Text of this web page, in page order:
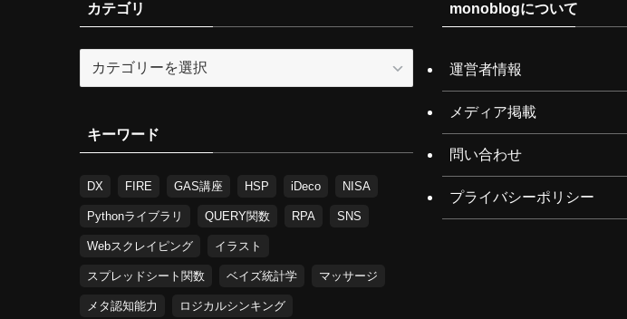
カテゴリ
テ
リ
キーワード
DX FIRE GAS講座 HSP iDeco NISA
Pythonライブラリ QUERY関数 RPA SNS
Webスクレイピング イラスト
スプレッドシート関数 ベイズ統計学 マッサージ
メタ認知能力 ロジカルシンキング
monoblogについて
運営者情報
メディア掲載
問い合わせ
プライバシーポリシー